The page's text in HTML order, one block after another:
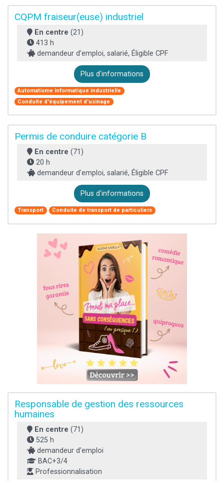
CQPM fraiseur(euse) industriel
En centre (21)
413 h
demandeur d’emploi, salarié, Éligible CPF
Plus d'informations
Automatisme informatique industrielle
Conduite d'équipement d'usinage
Permis de conduire catégorie B
En centre (71)
20 h
demandeur d’emploi, salarié, Éligible CPF
Plus d'informations
Transport Conduite de transport de particuliers
Responsable de gestion des ressources
humaines
En centre (71)
525 h
demandeur d’emploi
BAC+3/4
Professionnalisation